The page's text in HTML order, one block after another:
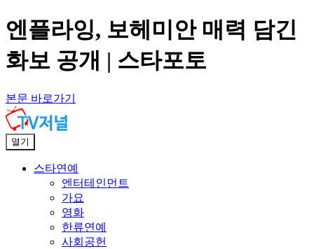
엔플라잉, 보헤미안 매력 담긴
화보 공개 | 스타포토
본문 바로가기
열기
스타연예
엔터테인먼트
가요
영화
한류연예
사회공헌